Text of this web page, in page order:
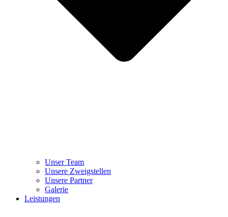
Unser Team
Unsere Zweigstellen
Unsere Partner
Galerie
Leistungen